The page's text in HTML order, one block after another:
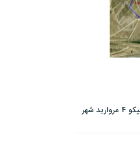
پروژه سپکو چیتگر،پیش فروش پروژه سپکو 4 مروارید شهر